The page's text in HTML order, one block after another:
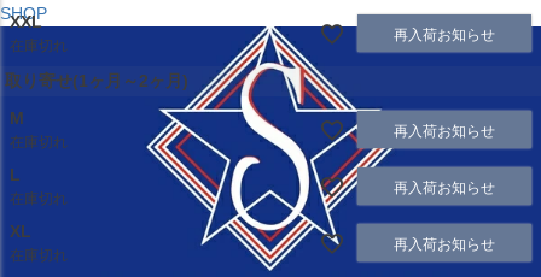
SHOP
XXL
在庫切れ
再入荷お知らせ
取り寄せ(1ヶ月～2ヶ月)
M
在庫切れ
再入荷お知らせ
L
在庫切れ
再入荷お知らせ
XL
在庫切れ
再入荷お知らせ